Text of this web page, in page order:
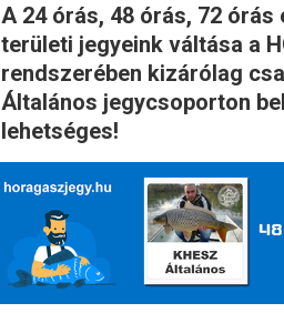
A 24 órás, 48 órás, 72 órás
területi jegyeink váltása a
rendszerében kizárólag
Általános jegycsoporton
lehetséges!